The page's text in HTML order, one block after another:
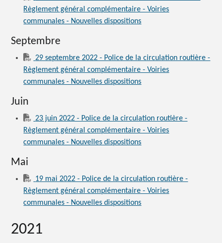
Règlement général complémentaire - Voiries
communales - Nouvelles dispositions
Septembre
29 septembre 2022 - Police de la circulation routière -
Règlement général complémentaire - Voiries
communales - Nouvelles dispositions
Juin
23 juin 2022 - Police de la circulation routière -
Règlement général complémentaire - Voiries
communales - Nouvelles dispositions
Mai
19 mai 2022 - Police de la circulation routière -
Règlement général complémentaire - Voiries
communales - Nouvelles dispositions
2021